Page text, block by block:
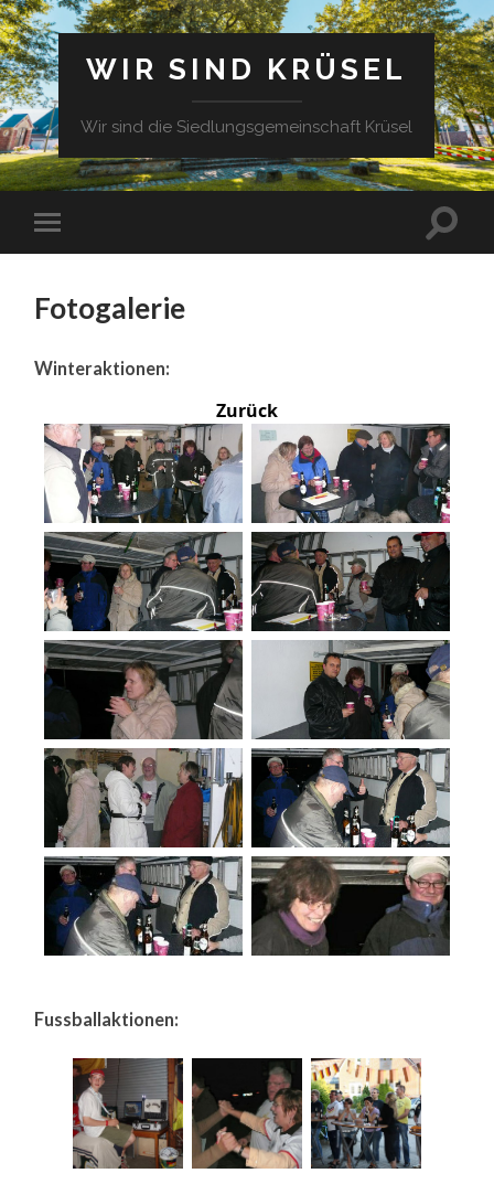
WIR SIND KRÜSEL
Wir sind die Siedlungsgemeinschaft Krüsel
Fotogalerie
Winteraktionen:
Zurück
Fussballaktionen: